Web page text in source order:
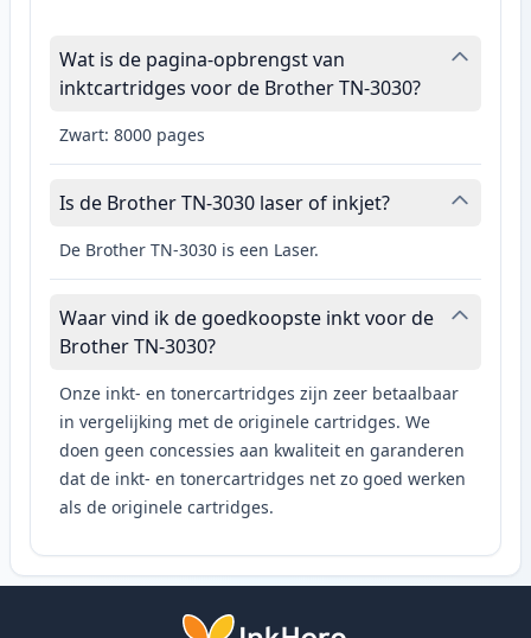
Wat is de pagina-opbrengst van
inktcartridges voor de Brother TN-3030?
Zwart: 8000 pages
Is de Brother TN-3030 laser of inkjet?
De Brother TN-3030 is een Laser.
Waar vind ik de goedkoopste inkt voor de
Brother TN-3030?
Onze inkt- en tonercartridges zijn zeer betaalbaar
in vergelijking met de originele cartridges. We
doen geen concessies aan kwaliteit en garanderen
dat de inkt- en tonercartridges net zo goed werken
als de originele cartridges.